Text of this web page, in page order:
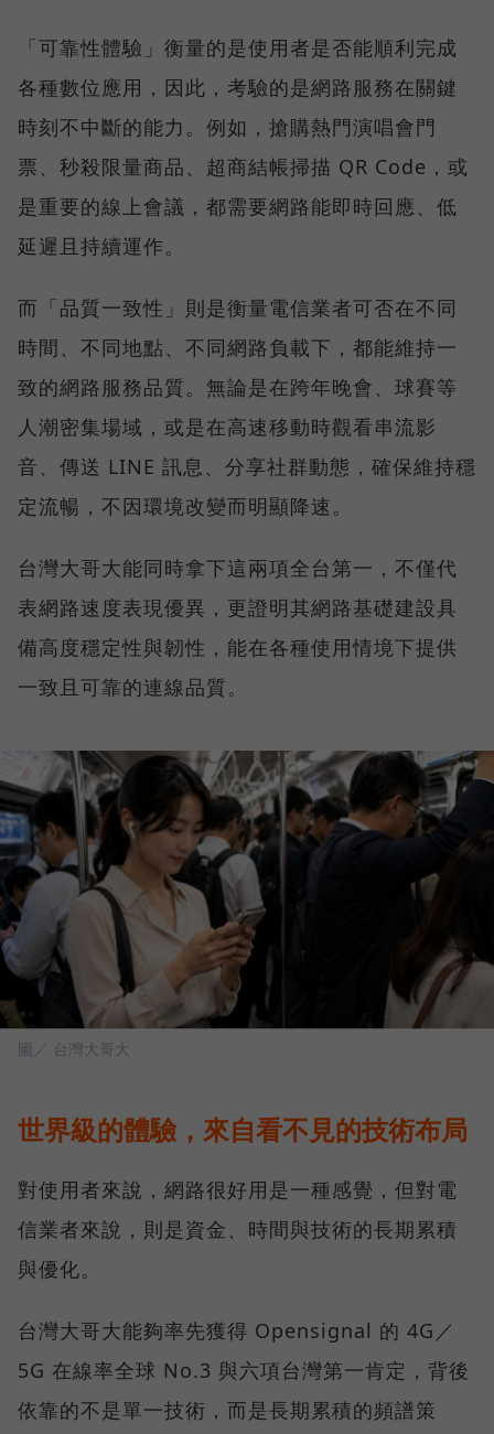
「可靠性體驗」衡量的是使用者是否能順利完成
各種數位應用，因此，考驗的是網路服務在關鍵
時刻不中斷的能力。例如，搶購熱門演唱會門
票、秒殺限量商品、超商結帳掃描 QR Code，或
是重要的線上會議，都需要網路能即時回應、低
延遲且持續運作。
而「品質一致性」則是衡量電信業者可否在不同
時間、不同地點、不同網路負載下，都能維持一
致的網路服務品質。無論是在跨年晚會、球賽等
人潮密集場域，或是在高速移動時觀看串流影
音、傳送 LINE 訊息、分享社群動態，確保維持穩
定流暢，不因環境改變而明顯降速。
台灣大哥大能同時拿下這兩項全台第一，不僅代
表網路速度表現優異，更證明其網路基礎建設具
備高度穩定性與韌性，能在各種使用情境下提供
一致且可靠的連線品質。
圖／ 台灣大哥大
世界級的體驗，來自看不見的技術布局
對使用者來說，網路很好用是一種感覺，但對電
信業者來說，則是資金、時間與技術的長期累積
與優化。
台灣大哥大能夠率先獲得 Opensignal 的 4G／
5G 在線率全球 No.3 與六項台灣第一肯定，背後
依靠的不是單一技術，而是長期累積的頻譜策